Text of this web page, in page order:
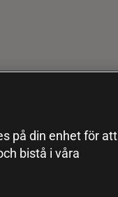
på din enhet för att
bistå i våra